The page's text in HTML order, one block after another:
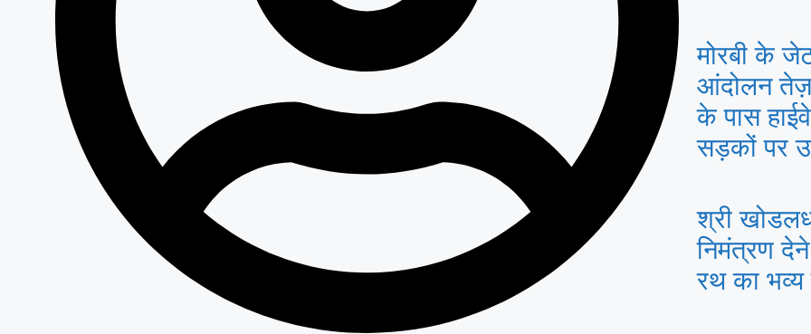
मोरबी के
आंदोलन तेज़:
के पास
सड़कों पर
श्री
निमंत्रण
रथ का भव्य